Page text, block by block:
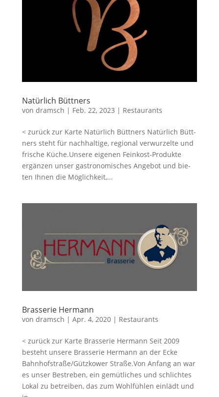
Natür­lich Büttners
von dramsch | Feb. 22, 2023 | Restaurants
< zurück zur Karte Natür­lich Büttners Natür­lich Bütt­
ners steht für nach­hal­ti­ge, regio­nal ver­wur­zel­te und
fri­sche Küche.Unsere eige­nen Fein­kost-Pro­duk­te
ergän­zen unser gas­tro­no­mi­sches Ange­bot und bie­
ten Ihnen die Mög­lich­keit,...
Bras­se­rie Hermann
von dramsch | Apr. 4, 2020| Restaurants
< zurück zur Karte Bras­se­rie Hermann Seit 2009
besteht unse­re Bras­se­rie Her­mann an der Ecke
Bahnhofstraße/Gützkower Straße.Von Anfang an war
es unser Bestre­ben, ein gemüt­li­ches und schlich­tes
Lokal zu betrei­ben, das zum Wohl­füh­len ein­lädt und